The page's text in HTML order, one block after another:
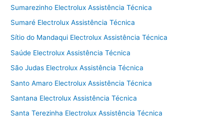
Sumarezinho Electrolux Assistência Técnica
Sumaré Electrolux Assistência Técnica
Sítio do Mandaqui Electrolux Assistência Técnica
Saúde Electrolux Assistência Técnica
São Judas Electrolux Assistência Técnica
Santo Amaro Electrolux Assistência Técnica
Santana Electrolux Assistência Técnica
Santa Terezinha Electrolux Assistência Técnica